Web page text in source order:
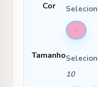
Cor
Tamanho
10